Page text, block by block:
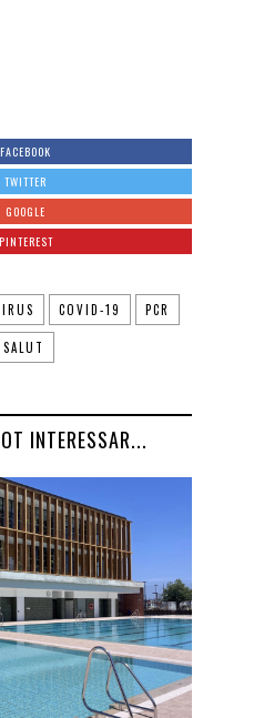
FACEBOOK
TWITTER
GOOGLE
PINTEREST
COVID-19 PCR
SALUT
INTERESSAR...